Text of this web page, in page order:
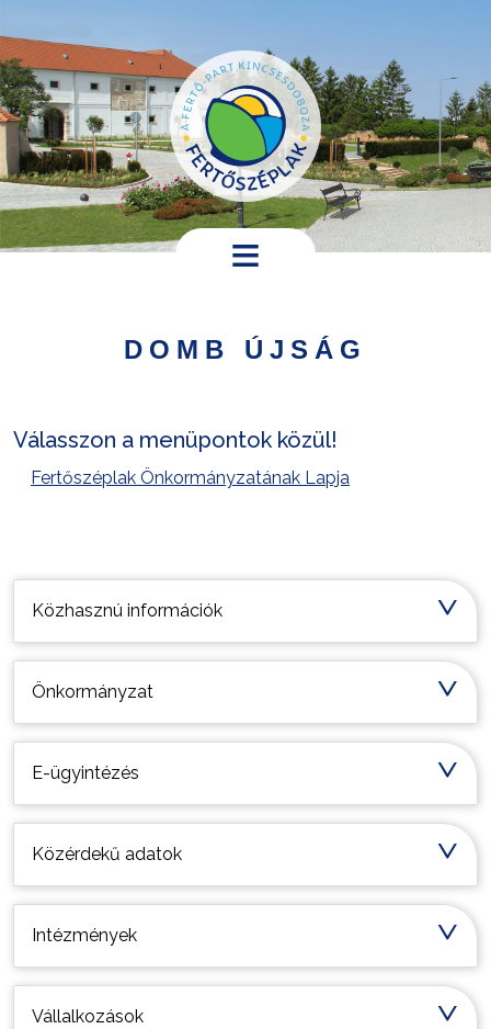
Települési
Turistáknak
Pályázatok
Közhasznú információk
Önkormányzat
E-ügyintézés
Közérdekű adatok
Intézmények
Vállalkozások
DOMB ÚJSÁG
Válasszon a menüpontok közül!
Fertőszéplak Önkormányzatának Lapja